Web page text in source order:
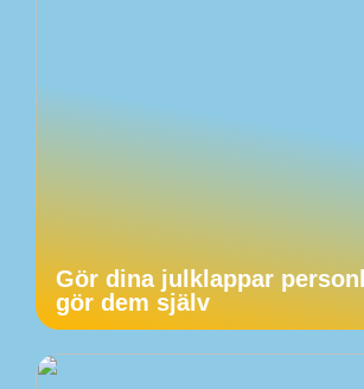
Gör dina julklappar
gör dem själv